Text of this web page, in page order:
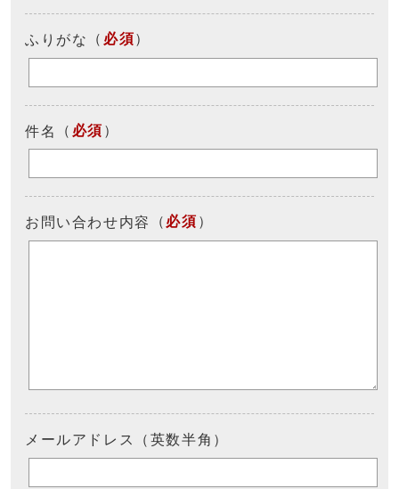
ふりがな （ 必須）
件名 （ 必須 ）
お問い合わせ内容 （ 必須 ）
メールアドレス（英数半角）